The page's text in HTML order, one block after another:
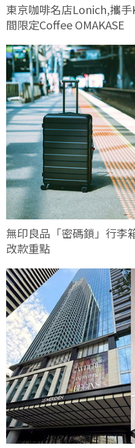
東京咖啡名店Lonich,攜
間限定Coffee OMAKASE
無印良品「密碼鎖」行李
改款重點